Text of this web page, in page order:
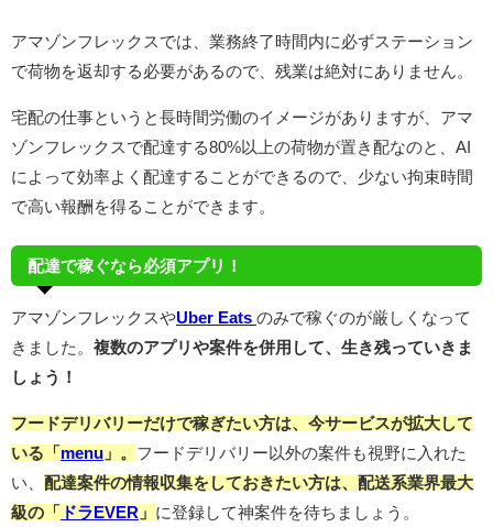
アマゾンフレックスでは、業務終了時間内に必ずステーション
で荷物を返却する必要があるので、残業は絶対にありません。
宅配の仕事というと長時間労働のイメージがありますが、アマ
ゾンフレックスで配達する80%以上の荷物が置き配なのと、AI
によって効率よく配達することができるので、少ない拘束時間
で高い報酬を得ることができます。
配達で稼ぐなら必須アプリ！
アマゾンフレックスやUber Eats のみで稼ぐのが厳しくなって
きました。 複数のアプリや案件を併用して、生き残っていきま
しょう！
フードデリバリーだけで稼ぎたい方は、今サービスが拡大して
いる「 menu 」。 フードデリバリー以外の案件も視野に入れた
い、 配達案件の情報収集をしておきたい方は、配送系業界最大
級の「
ドラEVER 」 に登録して神案件を待ちましょう。